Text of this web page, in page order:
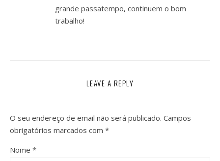
grande passatempo, continuem o bom
trabalho!
LEAVE A REPLY
O seu endereço de email não será publicado. Campos
obrigatórios marcados com *
Nome *